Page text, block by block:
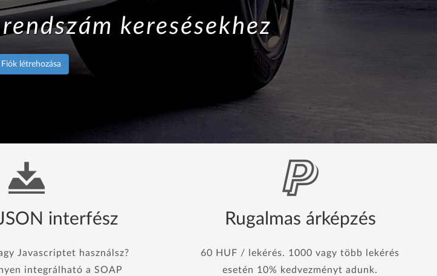
keresésekhez
Fiók létrehozása
interfész
Javascriptet használsz?
integrálható a SOAP
Rugalmas árképzés
60 HUF / lekérés. 1000 vagy több lekérés
esetén 10% kedvezményt adunk.